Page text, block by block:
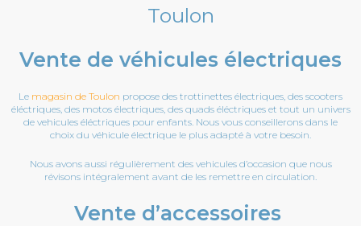
Toulon
Vente de véhicules électriques
Le magasin de Toulon propose des trottinettes électriques, des scooters
éléctriques, des motos électriques, des quads éléctriques et tout un univers
de vehicules éléctriques pour enfants. Nous vous conseillerons dans le
choix du véhicule électrique le plus adapté à votre besoin.
Nous avons aussi régulièrement des vehicules d’occasion que nous
révisons intégralement avant de les remettre en circulation.
Vente d’accessoires